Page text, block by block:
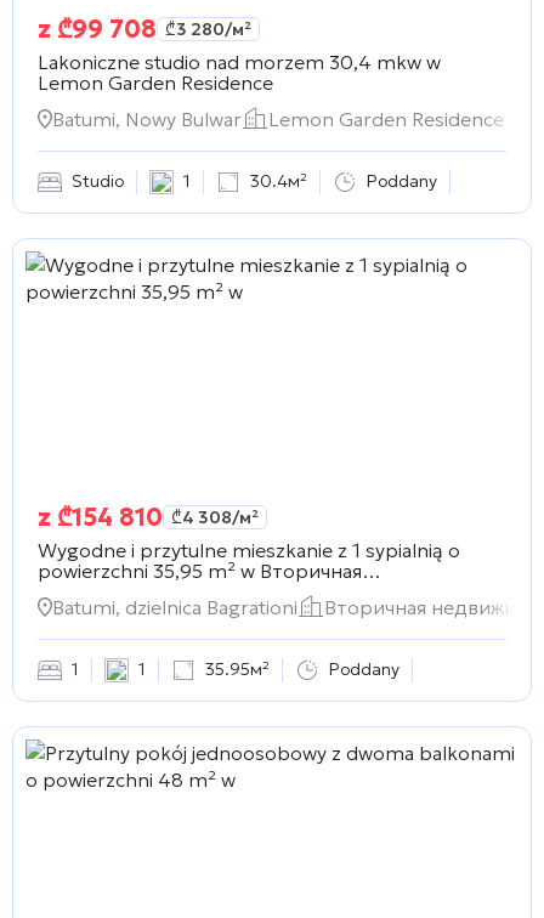
z ₾99 708 ₾3 280/м²
Lakoniczne studio nad morzem 30,4 mkw w
Lemon Garden Residence
Batumi, Nowy Bulwar
Lemon Garden Residence
Studio 1 30.4м² Poddany
z ₾154 810 ₾4 308/м²
Wygodne i przytulne mieszkanie z 1 sypialnią o
powierzchni 35,95 m² w Вторичная
Batumi, dzielnica Bagrationi Вторичная
1 1 35.95м² Poddany